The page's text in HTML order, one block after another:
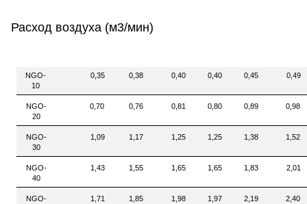
Расход воздуха (м3/мин)
NGO-
10
0,35 0,38 0,40 0,40 0,45 0,49
NGO-
20
0,70 0,76 0,81 0,80 0,89 0,98
NGO-
30
1,09 1,17 1,25 1,25 1,38 1,52
NGO-
40
1,43 1,55 1,65 1,65 1,83 2,01
NGO-
1,71 1,85 1,98 1,97 2,19 2,40